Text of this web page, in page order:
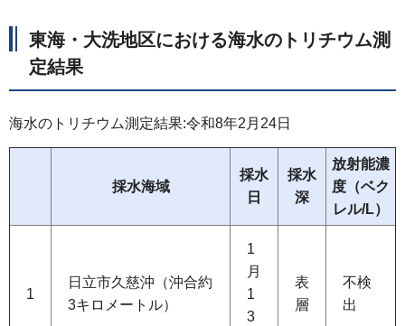
東海・大洗地区における海水のトリチウム測
定結果
海水のトリチウム測定結果:令和8年2月24日
採水海域
採水
日
採水
深
放射能濃
度（ベク
レル/L）
1
日立市久慈沖（沖合約
3キロメートル）
1
月
1
3
表
層
不検
出